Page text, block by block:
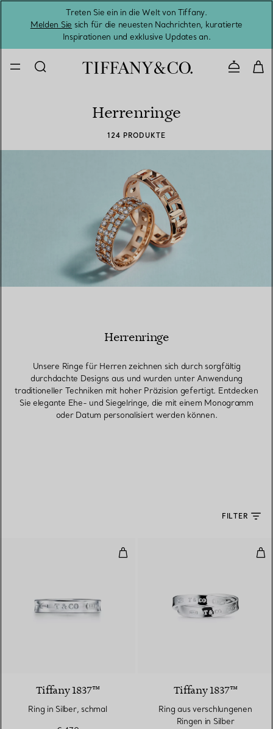
Treten Sie ein in die Welt von Tiffany.
Melden Sie sich für die neuesten Nachrichten, kuratierte
Inspirationen und exklusive Updates an.
Herrenringe
124 PRODUKTE
Herrenringe
Unsere Ringe für Herren zeichnen sich durch sorgfältig
durchdachte Designs aus und wurden unter Anwendung
traditioneller Techniken mit hoher Präzision gefertigt. Entdecken
Sie elegante Ehe- und Siegelringe, die mit einem Monogramm
oder Datum personalisiert werden können.
FILTER
Ring in Silber, schmal
Tiffany 1837™
Ring in Silber, schmal
Tiffany 1837™
Ring aus verschlungenen
Ringen in Silber